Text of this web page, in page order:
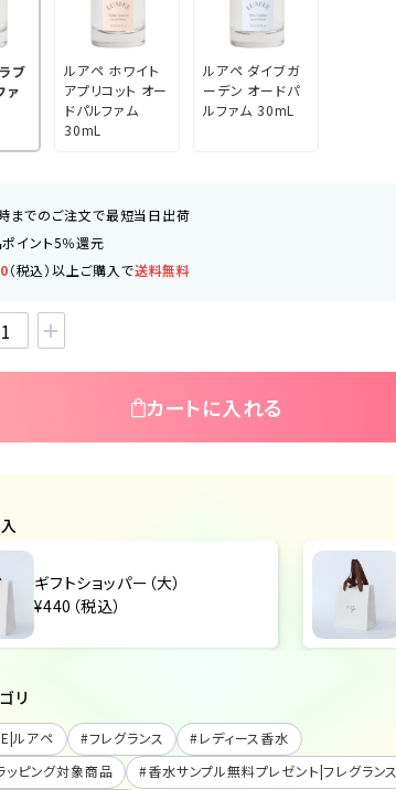
ブ
ァ
ルアペ ホワイト
アプリコット オー
ドパルファム
30mL
ルアペ ダイブガ
ーデン オードパ
ルファム 30mL
までのご注文で最短当日出荷
イント5％還元
（税込）以上ご購入で送料無料
カートに入れる
ギフトショッパー（大）
¥440（税込）
リ
ルアペ #フレグランス #レディース香水
ッピング対象商品 #香水サンプル無料プレゼント|フレグランス